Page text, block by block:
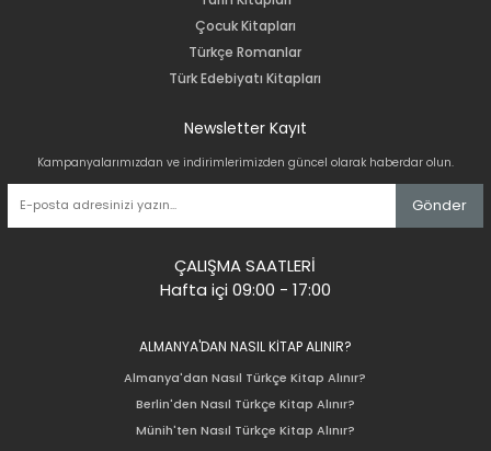
Çocuk Kitapları
Türkçe Romanlar
Türk Edebiyatı Kitapları
Newsletter Kayıt
Kampanyalarımızdan ve indirimlerimizden güncel olarak haberdar olun.
Gönder
ÇALIŞMA SAATLERİ
Hafta içi 09:00 - 17:00
ALMANYA'DAN NASIL KİTAP ALINIR?
Almanya'dan Nasıl Türkçe Kitap Alınır?
Berlin'den Nasıl Türkçe Kitap Alınır?
Münih'ten Nasıl Türkçe Kitap Alınır?